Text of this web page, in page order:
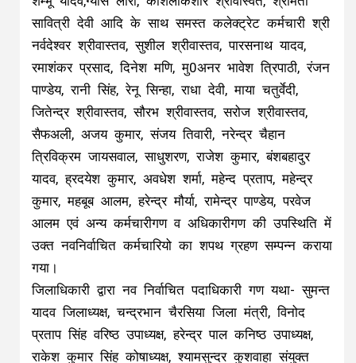
आलम एवं अन्य कर्मचारीगण व अधिकारीगण की उपस्थिति में
उक्त नवनिर्वाचित कर्मचारियो का शपथ ग्रहण सम्पन्न कराया
गया।
जिलाधिकारी द्वारा नव निर्वाचित पदाधिकारी गण यथा- सुमन्त
यादव जिलाध्यक्ष, चन्द्रभान चैरसिया जिला मंत्री, विनोद
प्रताप सिंह वरिष्ठ उपाध्यक्ष, हरेन्द्र पाल कनिष्ठ उपाध्यक्ष,
राकेश कुमार सिंह कोषाध्यक्ष, श्यामसुन्दर कुशवाहा संयुक्त
मंत्री, रोहित कुमार संगठन मंत्री, रामप्रताप सिंह सम्प्रेक्षक,
दिलीप उपाध्याय सांस्कृतिक एवं क्रिडा मंत्री, को माला
पहनाया तथा उन्हे पद गोपनीयता की शपथ दिलाया।
About The Author
Post Views:
Continue
Previous
नए साल पर यूपी सरकार ने दी गरीबों को
Next
कोरोना वैक्सीन को लेकर बड़ी खुशखबरी